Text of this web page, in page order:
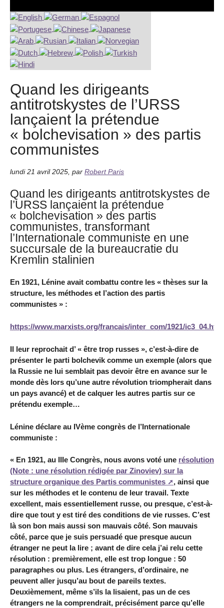
Quand les dirigeants
antitrotskystes de l’URSS
lançaient la prétendue
« bolchevisation » des partis
communistes
lundi 21 avril 2025 par Robert Paris
Quand les dirigeants antitrotskystes de
l’URSS lançaient la prétendue
« bolchevisation » des partis
communistes, transformant
l’Internationale communiste en une
succursale de la bureaucratie du
Kremlin stalinien
En 1921, Lénine avait combattu contre les « thèses sur la
structure, les méthodes et l’action des partis
communistes » :
https://www.marxists.org/francais/inter_com/1921/ic3_04.htm
Il leur reprochait d’ « être trop russes », c’est-à-dire de
présenter le parti bolchevik comme un exemple (alors que
la Russie ne lui semblait pas devoir être en avance sur le
monde dès lors qu’une autre révolution triompherait dans
un pays avancé) et de calquer les autres partis sur ce
prétendu exemple…
Lénine déclare au IVème congrès de l’Internationale
communiste :
« En 1921, au IIIe Congrès, nous avons voté une résolution
(Note : une résolution rédigée par Zinoviev) sur la
structure organique des Partis communistes
, ainsi que
sur les méthodes et le contenu de leur travail. Texte
excellent, mais essentiellement russe, ou presque, c’est-à-
dire que tout y est tiré des conditions de vie russes. C’est
là son bon mais aussi son mauvais côté. Son mauvais
côté, parce que je suis persuadé que presque aucun
étranger ne peut la lire ; avant de dire cela j’ai relu cette
résolution : premièrement, elle est trop longue : 50
paragraphes ou plus. Les étrangers, d’ordinaire, ne
peuvent aller jusqu’au bout de pareils textes.
Deuxièmement, même s’ils la lisaient, pas un de ces
étrangers ne la comprendrait, précisément parce qu’elle